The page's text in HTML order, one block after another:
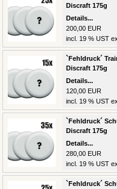
Discraft 175g
Details...
200,00 EUR
incl. 19 % UST
`Fehldruck´
Discraft 175g
Details...
120,00 EUR
incl. 19 % UST
`Fehldruck´
Discraft 175g
Details...
280,00 EUR
incl. 19 % UST
`Fehldruck´